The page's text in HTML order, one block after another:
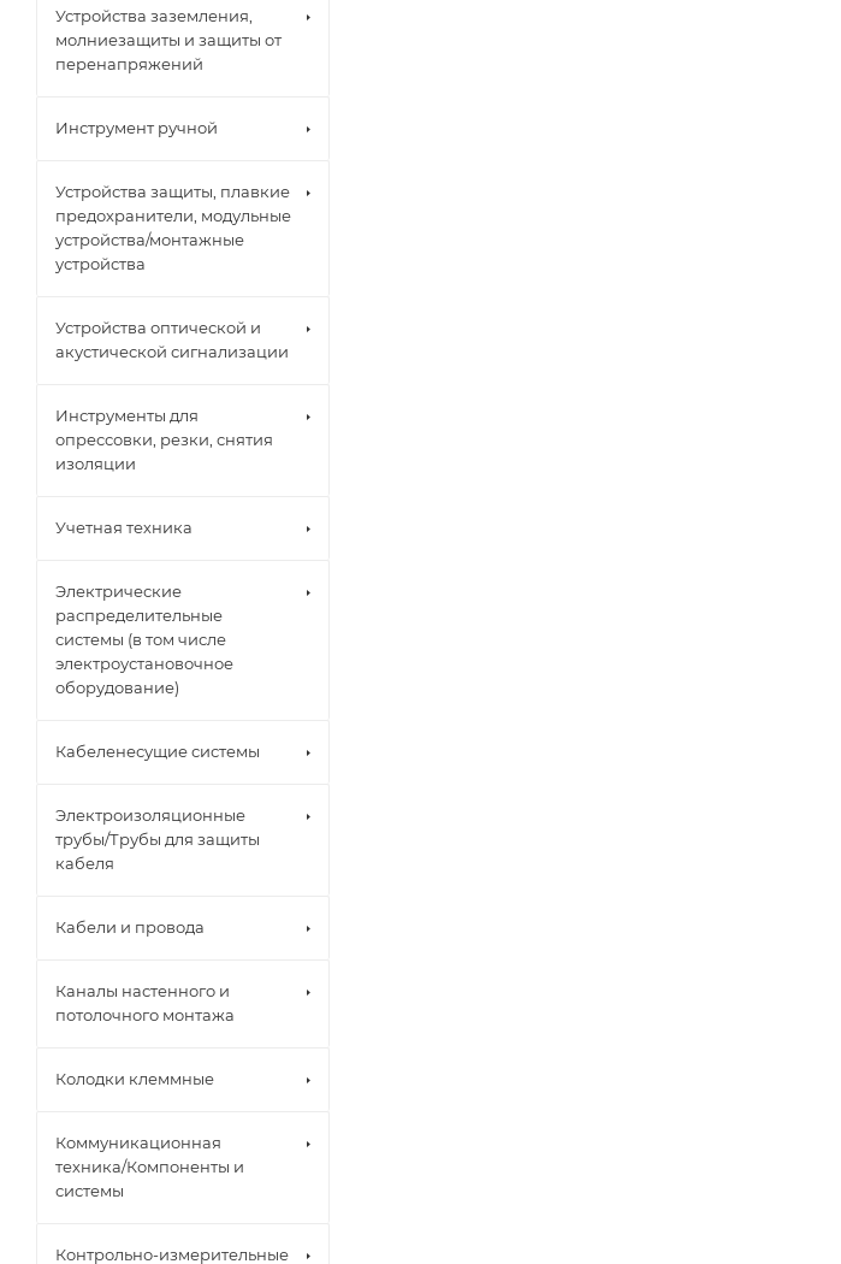
Устройства заземления,
молниезащиты и защиты от
перенапряжений
Инструмент ручной
Устройства защиты, плавкие
предохранители, модульные
устройства/монтажные
устройства
Устройства оптической и
акустической сигнализации
Инструменты для
опрессовки, резки, снятия
изоляции
Учетная техника
Электрические
распределительные
системы (в том числе
электроустановочное
оборудование)
Кабеленесущие системы
Электроизоляционные
трубы/Трубы для защиты
кабеля
Кабели и провода
Каналы настенного и
потолочного монтажа
Колодки клеммные
Коммуникационная
техника/Компоненты и
системы
Контрольно-измерительные